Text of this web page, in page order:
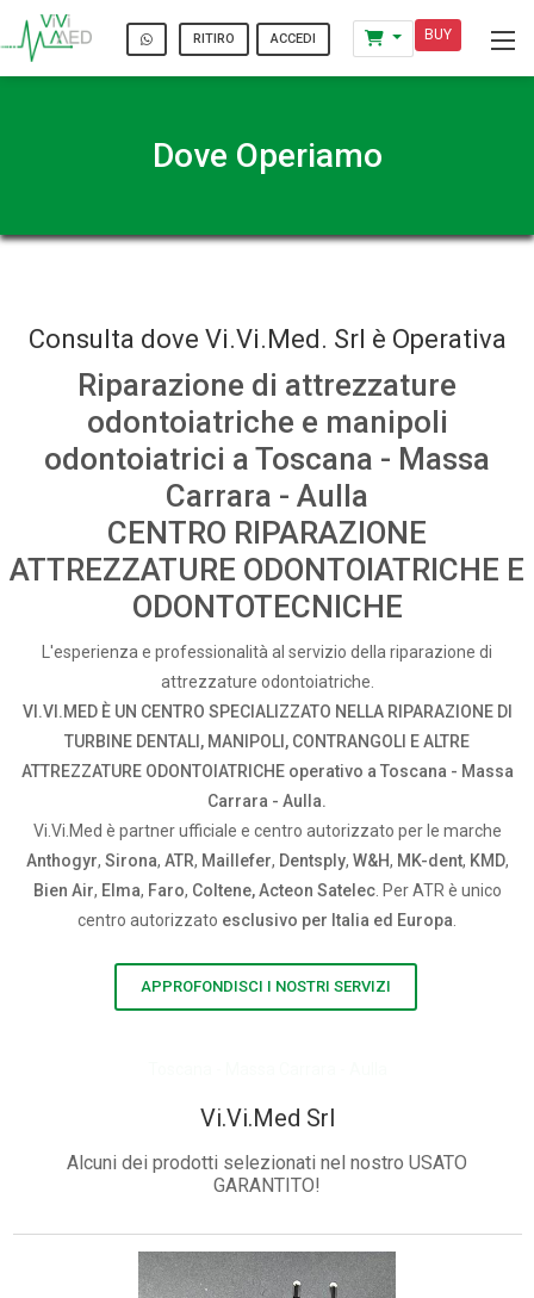
RITIRO ACCEDI BUY
Dove Operiamo
Consulta dove Vi.Vi.Med. Srl è Operativa
Riparazione di attrezzature
odontoiatriche e manipoli
odontoiatrici a Toscana - Massa
Carrara - Aulla
CENTRO RIPARAZIONE
ATTREZZATURE ODONTOIATRICHE E
ODONTOTECNICHE
L'esperienza e professionalità al servizio della riparazione di
attrezzature odontoiatriche.
VI.VI.MED È UN CENTRO SPECIALIZZATO NELLA RIPARAZIONE DI
TURBINE DENTALI, MANIPOLI, CONTRANGOLI E ALTRE
ATTREZZATURE ODONTOIATRICHE operativo a Toscana - Massa
Carrara - Aulla.
Vi.Vi.Med è partner ufficiale e centro autorizzato per le marche
Anthogyr, Sirona, ATR, Maillefer, Dentsply, W&H, MK-dent, KMD,
Bien Air, Elma, Faro, Coltene, Acteon Satelec. Per ATR è unico
centro autorizzato esclusivo per Italia ed Europa
APPROFONDISCI I NOSTRI SERVIZI
Vi.Vi.Med Srl
Alcuni dei prodotti selezionati nel nostro USATO
GARANTITO!